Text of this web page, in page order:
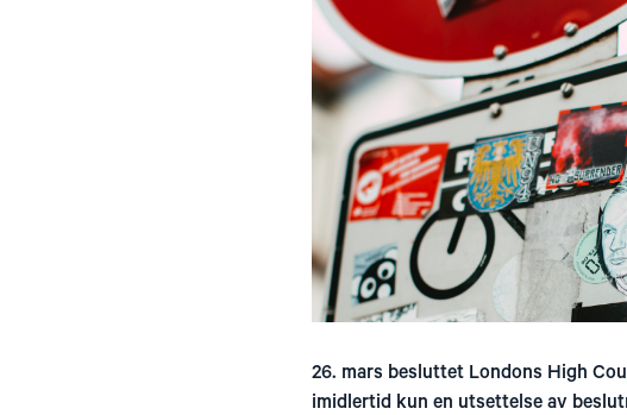
26. mars besluttet Londons High
imidlertid kun en utsettelse av